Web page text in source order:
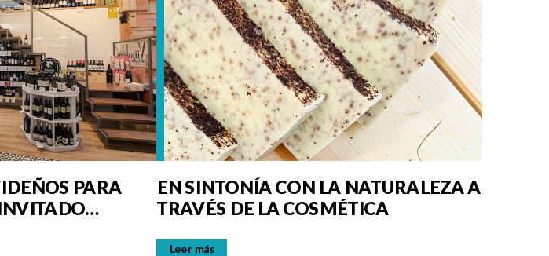
PARA
EN SINTONÍA CON LA NATURALEZA A
TRAVÉS DE LA COSMÉTICA
Leer más